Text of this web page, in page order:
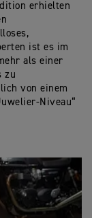
erhielten
ist es im
als einer
zu
von einem
Niveau“